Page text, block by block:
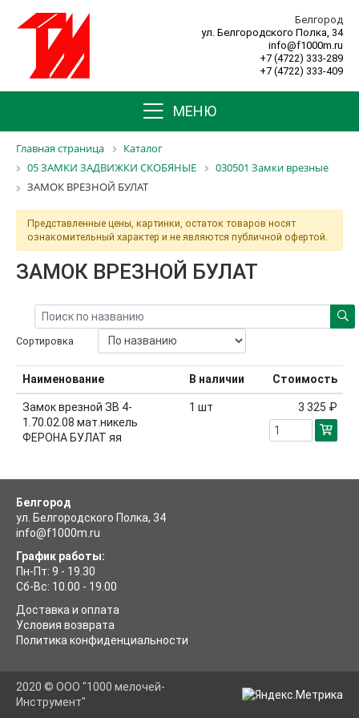
Белгород
ул. Белгородского Полка, 34
info@f1000m.ru
+7 (4722) 333-289
+7 (4722) 333-409
МЕНЮ
Главная страница
Каталог
05 ЗАМКИ ЗАДВИЖКИ СКОБЯНЫЕ
030501 Замки врезные
ЗАМОК ВРЕЗНОЙ БУЛАТ
Представленные цены, картинки, остаток товаров носят
ознакомительный характер и не являются публичной офертой.
ЗАМОК ВРЕЗНОЙ БУЛАТ
Сортировка
Наименование В наличии Стоимость
Замок врезной ЗВ 4-
1.70.02.08 мат.никель
ФЕРОНА БУЛАТ яя
1 шт 3 325 ₽
Белгород
ул. Белгородского Полка, 34
info@f1000m.ru
График работы:
Пн-Пт: 9 - 19.30
Сб-Вс: 10.00 - 19.00
Доставка и оплата
Условия возврата
Политика конфиденциальности
2020 © ООО "1000 мелочей-
Инструмент"